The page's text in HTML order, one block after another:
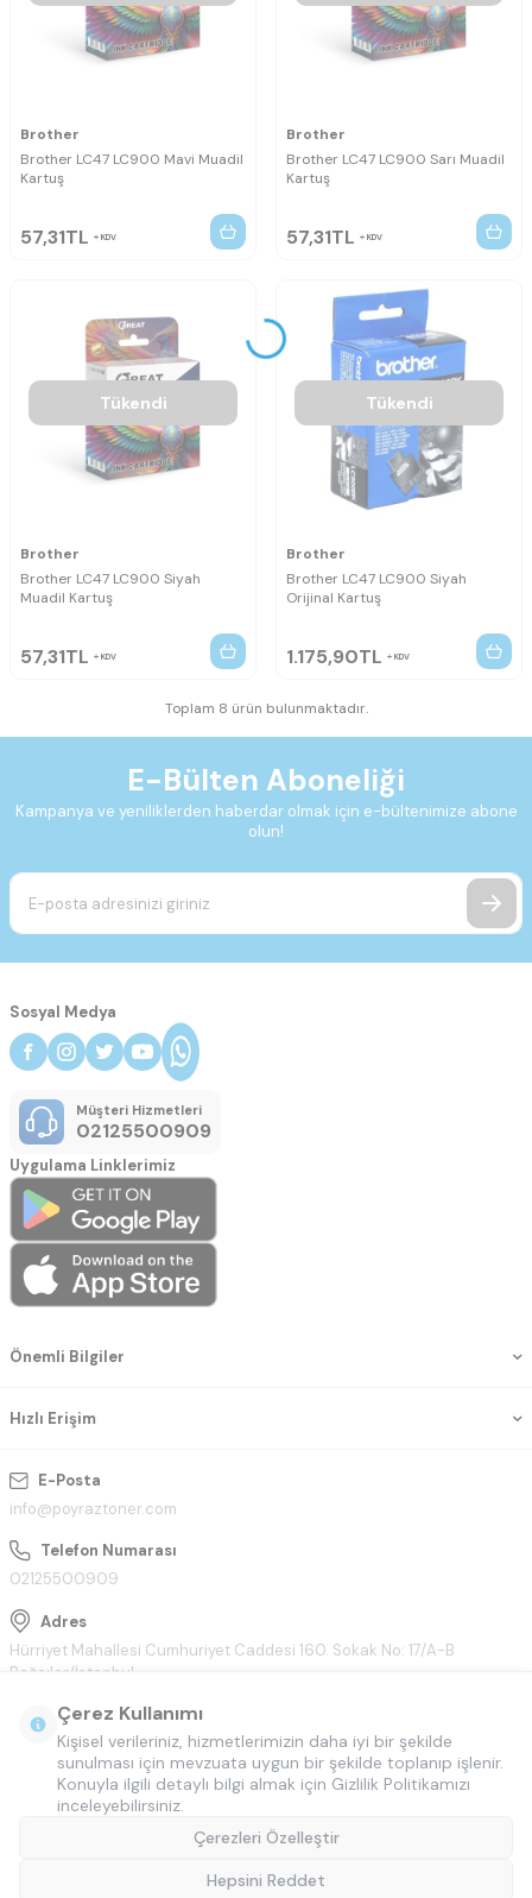
Brother
Brother LC47 LC900 Mavi Muadil
Kartuş
57,31TL KDV
Brother
Brother LC47 LC900 Sarı Muadil
Kartuş
57,31TL KDV
Tükendi
Brother
Brother LC47 LC900 Siyah
Muadil Kartuş
57,31TL KDV
Tükendi
Brother
Brother LC47 LC900 Siyah
Orijinal Kartuş
1.175,90TL KDV
Toplam 8 ürün bulunmaktadır.
E-Bülten Aboneliği
Kampanya ve yeniliklerden haberdar olmak için e-bültenimize abone
olun!
E-Posta
info@poyraztoner.com
Telefon Numarası
02125500909
Adres
Hürriyet Mahallesi Cumhuriyet Caddesi 160. Sokak No: 17/A-B
Bağcılar/İstanbul
Önemli Bilgiler
Hızlı Erişim
Sosyal Medya
Müşteri Hizmetleri
02125500909
Uygulama Linklerimiz
Çerez Kullanımı
Kişisel verileriniz, hizmetlerimizin daha iyi bir şekilde
sunulması için mevzuata uygun bir şekilde toplanıp işlenir.
Konuyla ilgili detaylı bilgi almak için Gizlilik Politikamızı
inceleyebilirsiniz.
Çerezleri Özelleştir
Hepsini Reddet